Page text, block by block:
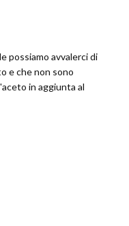
possiamo avvalerci di
e che non sono
in aggiunta al